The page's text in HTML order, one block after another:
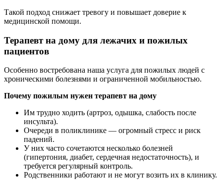
Такой подход снижает тревогу и повышает доверие к
медицинской помощи.
Терапевт на дому для лежачих и пожилых
пациентов
Особенно востребована наша услуга для пожилых людей с
хроническими болезнями и ограниченной мобильностью.
Почему пожилым нужен терапевт на дому
Им трудно ходить (артроз, одышка, слабость после
инсульта).
Очереди в поликлинике — огромный стресс и риск
падений.
У них часто сочетаются несколько болезней
(гипертония, диабет, сердечная недостаточность), и
требуется регулярный контроль.
Родственники работают и не могут возить их в клинику.